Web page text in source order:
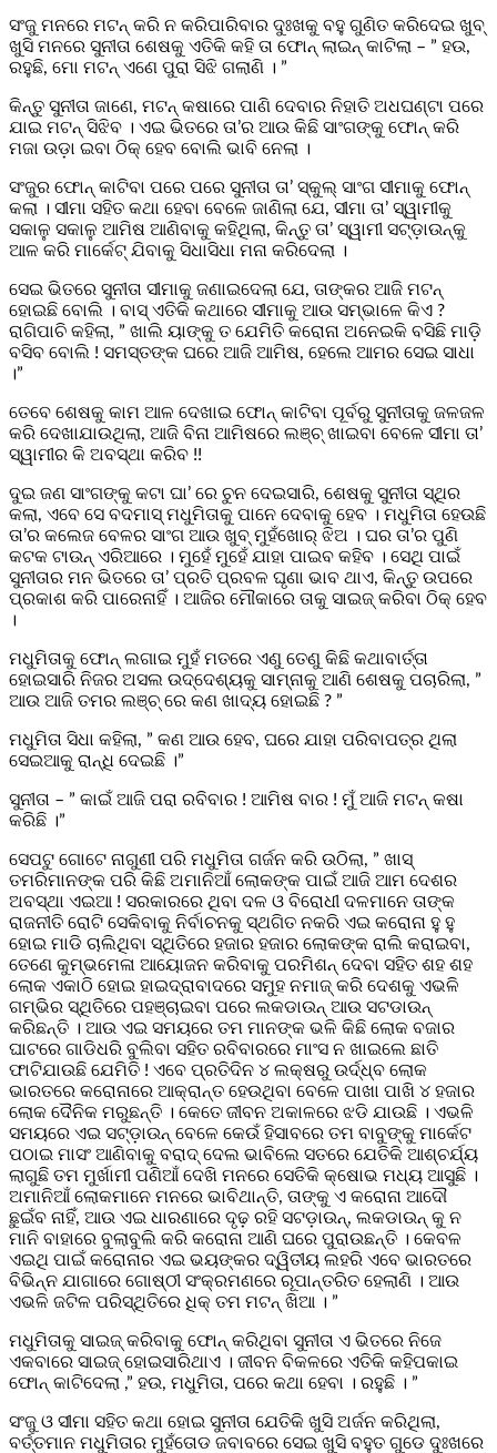
ସଂଜୁ ମନରେ ମଟନ୍ କରି ନ କରିପାରିବାର ଦୁଃଖକୁ ବହୁ ଗୁଣିତ କରିଦେଇ ଖୁବ୍
ଖୁସି ମନରେ ସୁନୀତା ଶେଷକୁ ଏତିକି କହି ତା ଫୋନ୍ ଲାଇନ୍ କାଟିଲା – ” ହଉ,
ରହୁଛି, ମୋ ମଟନ୍ ଏଣେ ପୁରା ସିଝି ଗଲାଣି । ”
କିନ୍ତୁ ସୁନୀତା ଜାଣେ, ମଟନ୍ କଷାରେ ପାଣି ଦେବାର ନିହାତି ଅଧଘଣ୍ଟା ପରେ
ଯାଇ ମଟନ୍ ସିଝିବ । ଏଇ ଭିତରେ ତା’ର ଆଉ କିଛି ସାଂଗଙ୍କୁ ଫୋନ୍ କରି
ମଜା ଉଡ଼ା ଇବା ଠିକ୍ ହେବ ବୋଲି ଭାବି ନେଲା ।
ସଂଜୁର ଫୋନ୍ କାଟିବା ପରେ ପରେ ସୁନୀତା ତା’ ସ୍କୁଲ୍ ସାଂଗ ସୀମାକୁ ଫୋନ୍
କଲା । ସୀମା ସହିତ କଥା ହେବା ବେଳେ ଜାଣିଲା ଯେ, ସୀମା ତା’ ସ୍ୱାମୀକୁ
ସକାଳୁ ସକାଳୁ ଆମିଷ ଆଣିବାକୁ କହିଥିଲା, କିନ୍ତୁ ତା’ ସ୍ୱାମୀ ସଟ୍‌ଡ଼ାଉନ୍‌କୁ
ଆଳ କରି ମାର୍କେଟ୍ ଯିବାକୁ ସିଧାସିଧା ମନା କରିଦେଲା ।
ସେଇ ଭିତରେ ସୁନୀତା ସୀମାକୁ ଜଣାଇଦେଲା ଯେ, ତାଙ୍କର ଆଜି ମଟନ୍
ହୋଇଛି ବୋଲି । ବାସ୍ ଏତିକି କଥାରେ ସୀମାକୁ ଆଉ ସମ୍ଭାଳେ କିଏ ?
ରାଗିପାଚି କହିଲା, ” ଖାଲି ୟାଙ୍କୁ ତ ଯେମିତି କରୋନା ଅନେଇକି ବସିଛି ମାଡ଼ି
ବସିବ ବୋଲି ! ସମସ୍ତଙ୍କ ଘରେ ଆଜି ଆମିଷ, ହେଲେ ଆମର ସେଇ ସାଧା
।”
ତେବେ ଶେଷକୁ କାମ ଆଳ ଦେଖାଇ ଫୋନ୍ କାଟିବା ପୂର୍ବରୁ ସୁନୀତାକୁ ଜଳଜଳ
କରି ଦେଖାଯାଉଥିଲା, ଆଜି ବିନା ଆମିଷରେ ଲଞ୍ଚ୍ ଖାଇବା ବେଳେ ସୀମା ତା’
ସ୍ୱାମୀର କି ଅବସ୍ଥା କରିବ !!
ଦୁଇ ଜଣ ସାଂଗଙ୍କୁ କଟା ଘା’ ରେ ଚୁନ ଦେଇସାରି, ଶେଷକୁ ସୁନୀତା ସ୍ଥିର
କଲା, ଏବେ ସେ ବଦମାସ୍ ମଧୁମିତାକୁ ପାନେ ଦେବାକୁ ହେବ । ମଧୁମିତା ହେଉଛି
ତା’ର କଲେଜ ବେଳର ସାଂଗ ଆଉ ଖୁବ୍ ମୁହଁଖୋର୍ ଝିଅ । ଘର ତା’ର ପୁଣି
କଟକ ଟାଉନ୍ ଏରିଆରେ । ମୁହେଁ ମୁହେଁ ଯାହା ପାଇବ କହିବ । ସେଥି ପାଇଁ
ସୁନୀତାର ମନ ଭିତରେ ତା’ ପ୍ରତି ପ୍ରବଳ ଘୃଣା ଭାବ ଥାଏ, କିନ୍ତୁ ଉପରେ
ପ୍ରକାଶ କରି ପାରେନାହିଁ । ଆଜିର ମୌକାରେ ତାକୁ ସାଇଜ୍ କରିବା ଠିକ୍ ହେବ
।
ମଧୁମିତାକୁ ଫୋନ୍ ଲଗାଇ ମୁହଁ ମତରେ ଏଣୁ ତେଣୁ କିଛି କଥାବାର୍ତ୍ତା
ହୋଇସାରି ନିଜର ଅସଲ ଉଦ୍ଦେଶ୍ୟକୁ ସାମ୍ନାକୁ ଆଣି ଶେଷକୁ ପଚାରିଲା, ”
ଆଉ ଆଜି ତମର ଲଞ୍ଚ୍ ରେ କଣ ଖାଦ୍ୟ ହୋଇଛି ? ”
ମଧୁମିତା ସିଧା କହିଲା, ” କଣ ଆଉ ହେବ, ଘରେ ଯାହା ପରିବାପତ୍ର ଥିଲା
ସେଇଆକୁ ରାନ୍ଧି ଦେଇଛି ।”
ସୁନୀତା – ” କାଇଁ ଆଜି ପରା ରବିବାର ! ଆମିଷ ବାର ! ମୁଁ ଆଜି ମଟନ୍ କଷା
କରିଛି ।”
ସେପଟୁ ଗୋଟେ ନାଗୁଣୀ ପରି ମଧୁମିତା ଗର୍ଜନ କରି ଉଠିଲା, ” ଖାସ୍
ତମରିମାନଙ୍କ ପରି କିଛି ଅମାନିଆଁ ଲୋକଙ୍କ ପାଇଁ ଆଜି ଆମ ଦେଶର
ଅବସ୍ଥା ଏଇଆ ! ସରକାରରେ ଥିବା ଦଳ ଓ ବିରୋଧୀ ଦଳମାନେ ତାଙ୍କ
ରାଜନୀତି ରୋଟି ସେକିବାକୁ ନିର୍ବାଚନକୁ ସ୍ଥଗିତ ନକରି ଏଇ କରୋନା ହୁ ହୁ
ହୋଇ ମାଡି ଚାଲିଥିବା ସ୍ଥିତିରେ ହଜାର ହଜାର ଲୋକଙ୍କ ରାଲି କରାଇବା,
ତେଣେ କୁମ୍ଭମେଳା ଆୟୋଜନ କରିବାକୁ ପରମିଶନ୍ ଦେବା ସହିତ ଶହ ଶହ
ଲୋକ ଏକାଠି ହୋଇ ହାଇଦ୍ରାବାଦରେ ସମୁହ ନମାଜ୍ କରି ଦେଶକୁ ଏଭଳି
ଗମ୍ଭିର ସ୍ଥିତିରେ ପହଞ୍ଚାଇବା ପରେ ଲକଡାଉନ୍ ଆଉ ସଟଡାଉନ୍
କରିଛନ୍ତି । ଆଉ ଏଇ ସମୟରେ ତମ ମାନଙ୍କ ଭଳି କିଛି ଲୋକ ବଜାର
ଘାଟରେ ଗାଡିଧରି ବୁଲିବା ସହିତ ରବିବାରରେ ମାଂସ ନ ଖାଇଲେ ଛାତି
ଫାଟିଯାଉଛି ଯେମିତି ! ଏବେ ପ୍ରତିଦିନ ୪ ଲକ୍ଷରୁ ଉର୍ଦ୍ଧ୍ବ ଲୋକ
ଭାରତରେ କରୋନାରେ ଆକ୍ରାନ୍ତ ହେଉଥିବା ବେଳେ ପାଖା ପାଖି ୪ ହଜାର
ଲୋକ ଦୈନିକ ମରୁଛନ୍ତି । କେତେ ଜୀବନ ଅକାଳରେ ଝଡି ଯାଉଛି । ଏଭଳି
ସମୟରେ ଏଇ ସଟ୍‌ଡ଼ାଉନ୍‌ ବେଳେ କେଉଁ ହିସାବରେ ତମ ବାବୁଙ୍କୁ ମାର୍କେଟ
ପଠାଇ ମାସଂ ଆଣିବାକୁ ବରାଦ୍ ଦେଲ ଭାବିଲେ ସତରେ ଯେତିକି ଆଶ୍ଚର୍ଯ୍ୟ
ଲାଗୁଛି ତମ ମୁର୍ଖାମୀ ପଣିଆଁ ଦେଖି ମନରେ ସେତିକି କ୍ଷୋଭ ମଧ୍ୟ ଆସୁଛି ।
ଅମାନିଆଁ ଲୋକମାନେ ମନରେ ଭାବିଥାନ୍ତି, ତାଙ୍କୁ ଏ କରୋନା ଆଦୌ
ଛୁଇଁବ ନାହିଁ, ଆଉ ଏଇ ଧାରଣାରେ ଦୃଢ଼ ରହି ସଟଡ଼ାଉନ୍, ଲକଡାଉନ୍ କୁ ନ
ମାନି ବାହାରେ ବୁଲାବୁଲି କରି କରୋନା ଆଣି ଘରେ ପୁରାଉଛନ୍ତି । କେବଳ
ଏଇଥି ପାଇଁ କରୋନାର ଏଇ ଭୟଙ୍କର ଦ୍ୱିତୀୟ ଲହରି ଏବେ ଭାରତରେ
ବିଭିନ୍ନ ଯାଗାରେ ଗୋଷ୍ଠୀ ସଂକ୍ରମଣରେ ରୂପାନ୍ତରିତ ହେଲାଣି । ଆଉ
ଏଭଳି ଜଟିଳ ପରିସ୍ଥିତିରେ ଧିକ୍ ତମ ମଟନ୍ ଖିଆ । ”
ମଧୁମିତାକୁ ସାଇଜ୍ କରିବାକୁ ଫୋନ୍ କରିଥିବା ସୁନୀତା ଏ ଭିତରେ ନିଜେ
ଏକବାରେ ସାଇଜ୍ ହୋଇସାରିଥାଏ । ଜୀବନ ବିକଳରେ ଏତିକି କହିପକାଇ
ଫୋନ୍ କାଟିଦେଲା ,” ହଉ, ମଧୁମିତା, ପରେ କଥା ହେବା । ରହୁଛି । ”
ସଂଜୁ ଓ ସୀମା ସହିତ କଥା ହୋଇ ସୁନୀତା ଯେତିକି ଖୁସି ଅର୍ଜନ କରିଥିଲା,
ବର୍ତ୍ତମାନ ମଧୁମିତାର ମୁହଁତୋଡ ଜବାବରେ ସେଇ ଖୁସି ବହୁତ ଗୁଡେ ଦୁଃଖରେ